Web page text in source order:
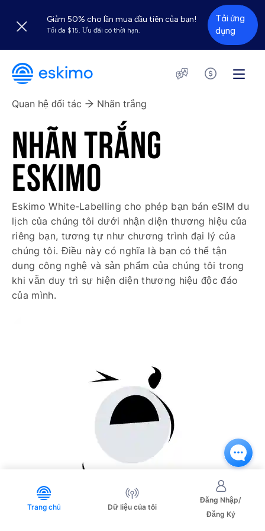
Giảm 50% cho lần mua đầu tiên của bạn!
Tối đa $15. Ưu đãi có thời hạn.
Tải ứng
dụng
Quan hệ đối tác Nhãn trắng
NHÃN TRẮNG
ESKIMO
Eskimo White-Labelling cho phép bạn bán eSIM du
lịch của chúng tôi dưới nhận diện thương hiệu của
riêng bạn, tương tự như chương trình đại lý của
chúng tôi. Điều này có nghĩa là bạn có thể tận
dụng công nghệ và sản phẩm của chúng tôi trong
khi vẫn duy trì sự hiện diện thương hiệu độc đáo
của mình.
Trang chủ Dữ liệu của tôi
Đăng Nhập/
Đăng Ký